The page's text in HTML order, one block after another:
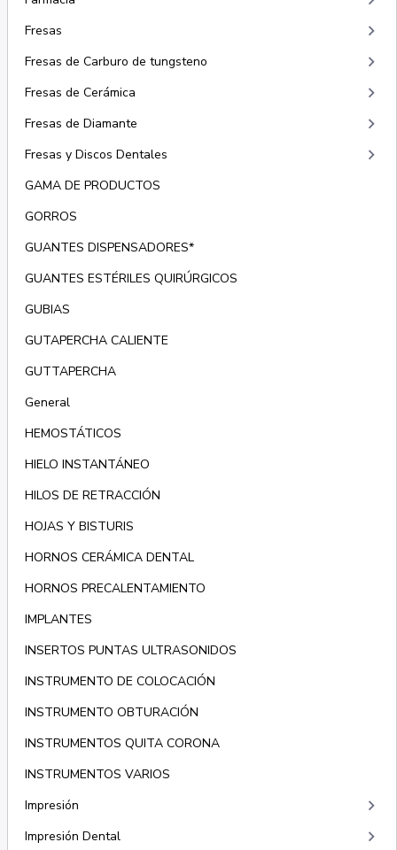
Fresas keyboard_arrow_right
Fresas de Carburo de tungsteno keyboard_arrow_right
Fresas de Cerámica keyboard_arrow_right
Fresas de Diamante keyboard_arrow_right
Fresas y Discos Dentales keyboard_arrow_right
GAMA DE PRODUCTOS
GORROS
GUANTES DISPENSADORES*
GUANTES ESTÉRILES QUIRÚRGICOS
GUBIAS
GUTAPERCHA CALIENTE
GUTTAPERCHA
General
HEMOSTÁTICOS
HIELO INSTANTÁNEO
HILOS DE RETRACCIÓN
HOJAS Y BISTURIS
HORNOS CERÁMICA DENTAL
HORNOS PRECALENTAMIENTO
IMPLANTES
INSERTOS PUNTAS ULTRASONIDOS
INSTRUMENTO DE COLOCACIÓN
INSTRUMENTO OBTURACIÓN
INSTRUMENTOS QUITA CORONA
INSTRUMENTOS VARIOS
Impresión
keyboard_arrow_right
Impresión Dental keyboard_arrow_right